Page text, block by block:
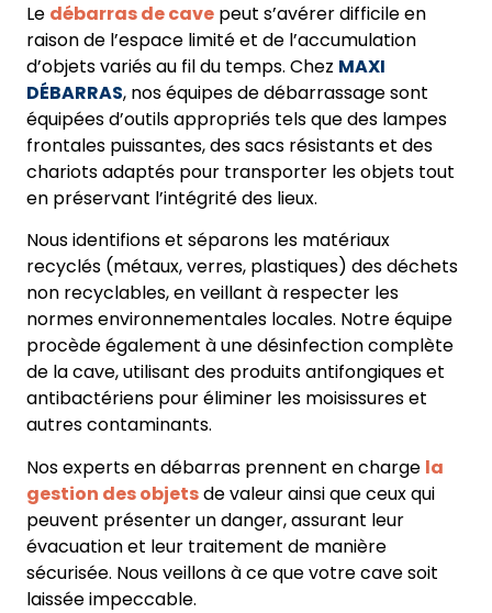
Le débarras de cave peut s’avérer difficile en
raison de l’espace limité et de l’accumulation
d’objets variés au fil du temps. Chez MAXI
DÉBARRAS, nos équipes de débarrassage sont
équipées d’outils appropriés tels que des lampes
frontales puissantes, des sacs résistants et des
chariots adaptés pour transporter les objets tout
en préservant l’intégrité des lieux.
Nous identifions et séparons les matériaux
recyclés (métaux, verres, plastiques) des déchets
non recyclables, en veillant à respecter les
normes environnementales locales. Notre équipe
procède également à une désinfection complète
de la cave, utilisant des produits antifongiques et
antibactériens pour éliminer les moisissures et
autres contaminants.
Nos experts en débarras prennent en charge la
gestion des objetsde valeur ainsi que ceux qui
peuvent présenter un danger, assurant leur
évacuation et leur traitement de manière
sécurisée. Nous veillons à ce que votre cave soit
laissée impeccable.